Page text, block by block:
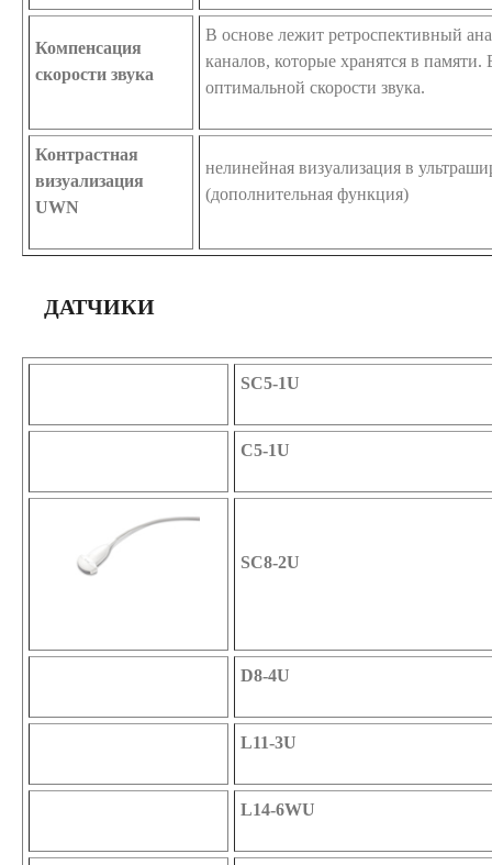
Компенсация
скорости звука
В основе лежит ретроспективный
каналов, которые хранятся в
оптимальной скорости звука.
Контрастная
визуализация
UWN
нелинейная визуализация в
(дополнительная функция)
ДАТЧИКИ
SC5-1U
C5-1U
SC8-2U
D8-4U
L11-3U
L14-6WU